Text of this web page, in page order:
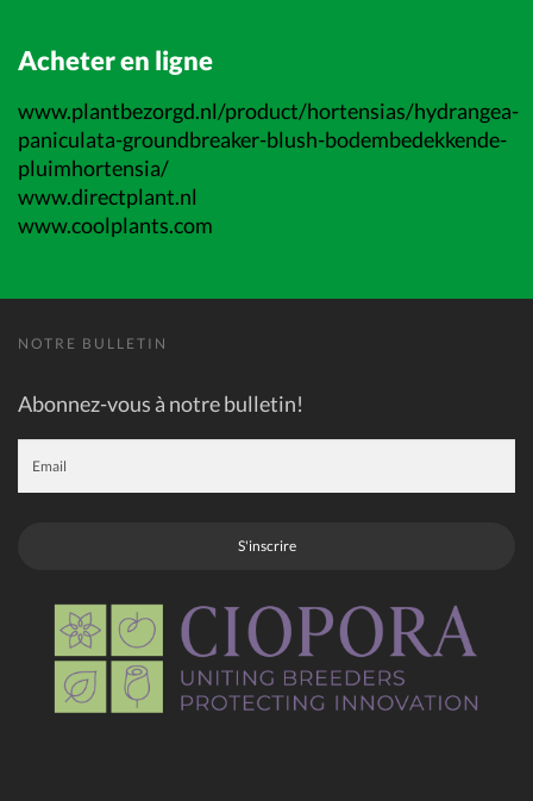
Acheter en ligne
www.plantbezorgd.nl/product/hortensias/hydrangea-
paniculata-groundbreaker-blush-bodembedekkende-
pluimhortensia/
www.directplant.nl
www.coolplants.com
NOTRE BULLETIN
Abonnez-vous à notre bulletin!
S'inscrire